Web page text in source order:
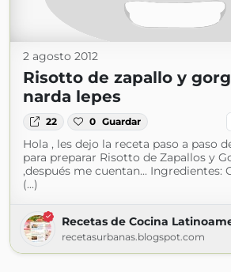
2 agosto 2012
Risotto de zapallo y
narda lepes
22 0 Guardar
Hola , les dejo la receta paso a paso
para preparar Risotto de Zapallos y
,después me cuentan... Ingredientes:
(...)
Recetas de Cocina
recetasurbanas.blogspot.com